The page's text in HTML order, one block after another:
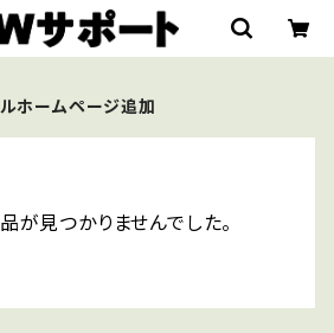
ルホームページ追加
が見つかりませんでした。